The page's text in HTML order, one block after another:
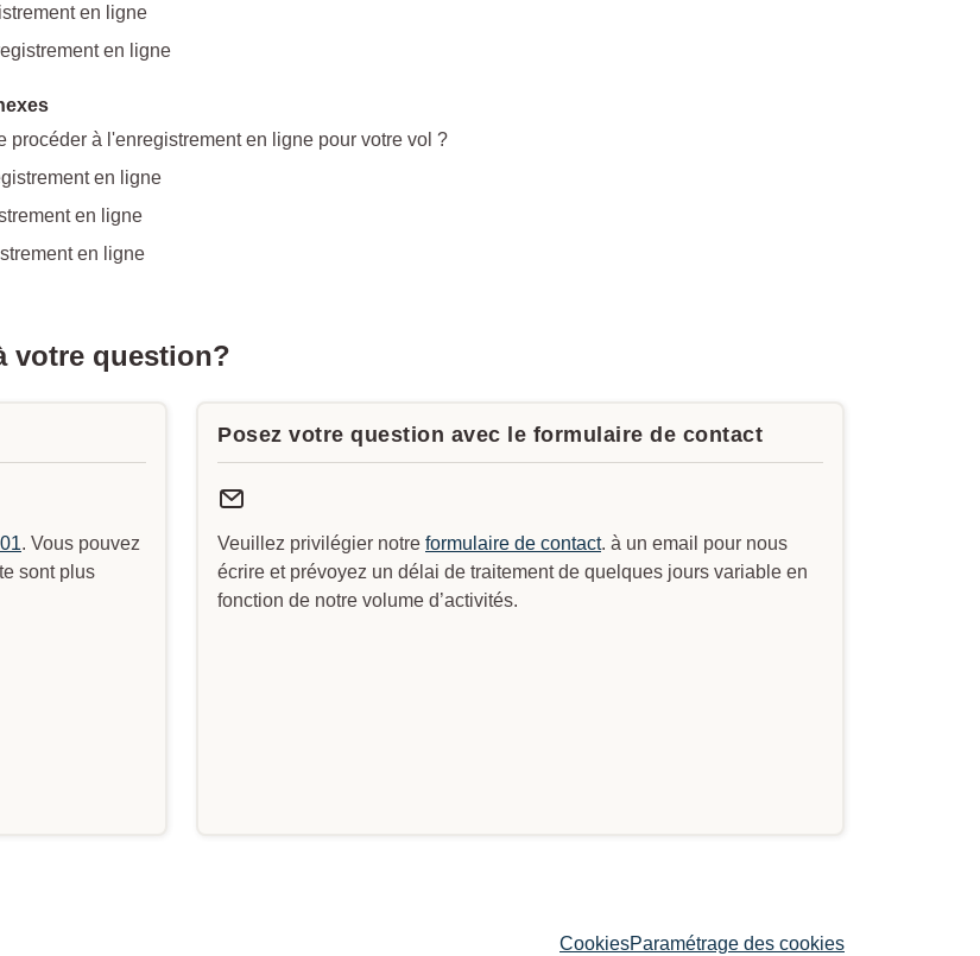
en ligne
en ligne
procéder à l'enregistrement en ligne pour votre vol ?
en ligne
en ligne
en ligne
votre question?
. Vous pouvez
sont plus
Posez votre question avec le formulaire de contact
Veuillez privilégier notre formulaire de contact. à un email pour nous
écrire et prévoyez un délai de traitement de quelques jours variable en
fonction de notre volume d’activités.
CookiesParamétrage des cookies